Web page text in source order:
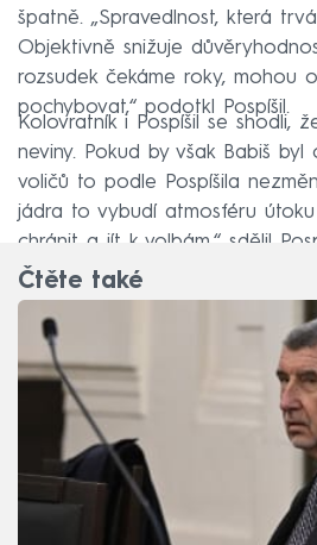
špatně. „Spravedlnost, která
Objektivně snižuje
rozsudek čekáme roky, mohou
pochybovat,“ podotkl Pospíšil.
Kolovratník i Pospíšil se shodli,
neviny. Pokud by však Babiš
voličů to podle Pospíšila
jádra to vybudí atmosféru
chránit a jít k volbám,“ sdělil
Čtěte také